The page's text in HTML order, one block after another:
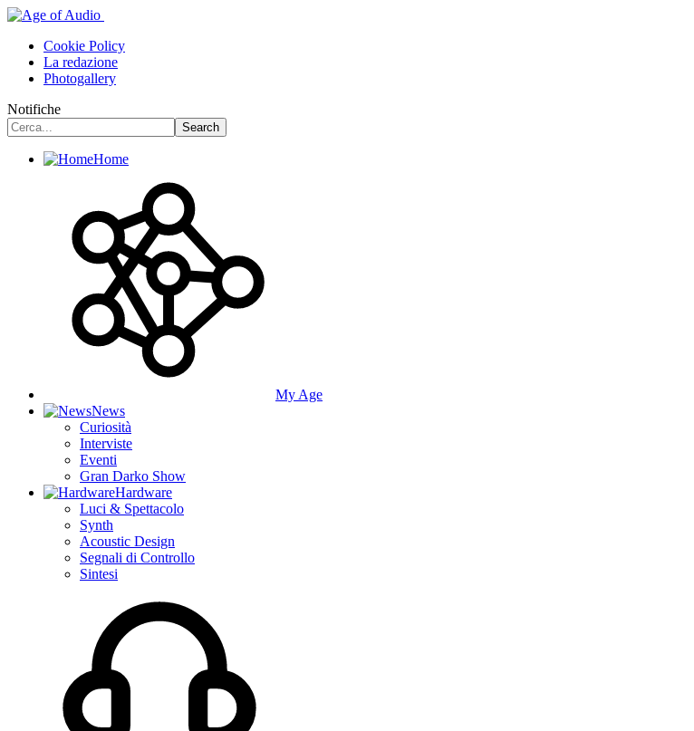
Cookie Policy
La redazione
Photogallery
Notifiche
Home
My Age
News
Curiosità
Interviste
Eventi
Gran Darko Show
Hardware
Luci & Spettacolo
Synth
Acoustic Design
Segnali di Controllo
Sintesi